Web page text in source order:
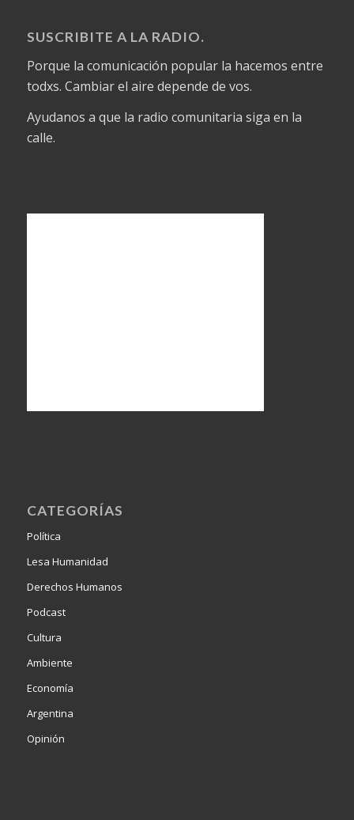
SUSCRIBITE A LA RADIO.
Porque la comunicación popular la hacemos entre
todxs. Cambiar el aire depende de vos.
Ayudanos a que la radio comunitaria siga en la
calle.
CATEGORÍAS
Política
Lesa Humanidad
Derechos Humanos
Podcast
Cultura
Ambiente
Economía
Argentina
Opinión